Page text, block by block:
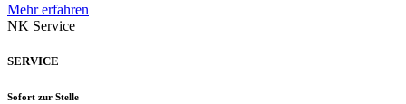
Mehr erfahren
NK Service
SERVICE
Sofort zur Stelle